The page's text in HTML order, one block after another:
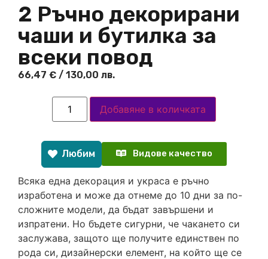
2 Ръчно декорирани
чаши и бутилка за
всеки повод
66,47 € / 130,00 лв.
Добавяне в количката
Любим Видове качество
Всяка една декорация и украса е ръчно
изработена и може да отнеме до 10 дни за по-
сложните модели, да бъдат завършени и
изпратени. Но бъдете сигурни, че чакането си
заслужава, защото ще получите единствен по
рода си, дизайнерски елемент, на който ще се